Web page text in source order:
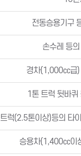
전동승용기구
손수레 등
경차(1,000㏄급)
1톤 트럭 뒷바퀴
트럭(2.5톤이상)등의 타
승용차(1,400㏄이